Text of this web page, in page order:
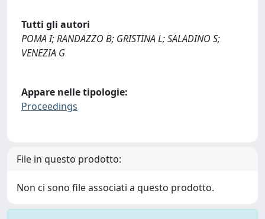
Tutti gli autori
POMA I; RANDAZZO B; GRISTINA L; SALADINO S;
VENEZIA G
Appare nelle tipologie:
Proceedings
File in questo prodotto:
Non ci sono file associati a questo prodotto.